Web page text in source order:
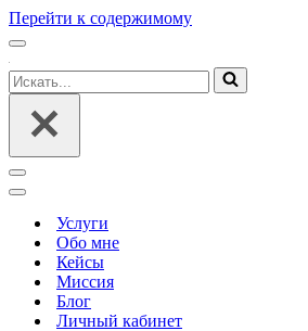
Перейти к содержимому
Меню
навигации
Искать...
Меню
навигации
Меню
навигацииУслуги
Обо мне
Кейсы
Миссия
Блог
Личный кабинет